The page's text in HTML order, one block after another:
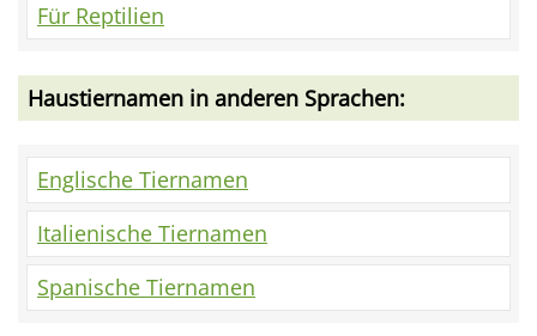
Für Reptilien
Haustiernamen in anderen Sprachen:
Englische Tiernamen
Italienische Tiernamen
Spanische Tiernamen